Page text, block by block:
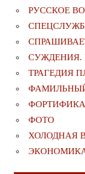
РУССКОЕ
СУЖДЕНИЯ.
ТРАГЕДИЯ
ФОТО
ХОЛОДНАЯ